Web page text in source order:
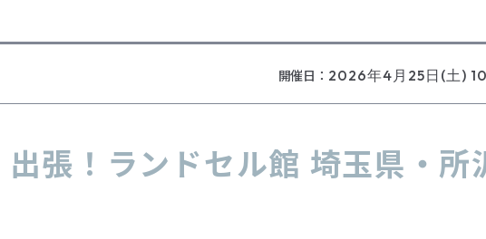
開催日： 2026年4月25日(土)
出張！ランドセル館 埼玉県・所